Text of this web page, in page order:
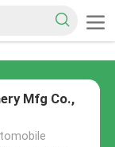
Mfg Co.,